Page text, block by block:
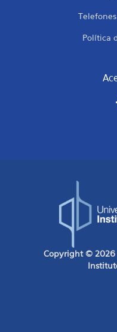
Política
Copyright © 2026 -
Instituto